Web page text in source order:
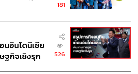
181
นอินโดนีเซีย
ฐกิจเชิงรุก
526